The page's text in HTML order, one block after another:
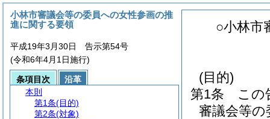
○小林市
(目的)
第1条
この
審議会等
小林市審議会等の委員への女性参画の推
進に関する要領
平成19年3月30日 告示第54号
(令和6年4月1日施行)
条項目次
沿革
本則
第1条(目的)
第2条(対象)